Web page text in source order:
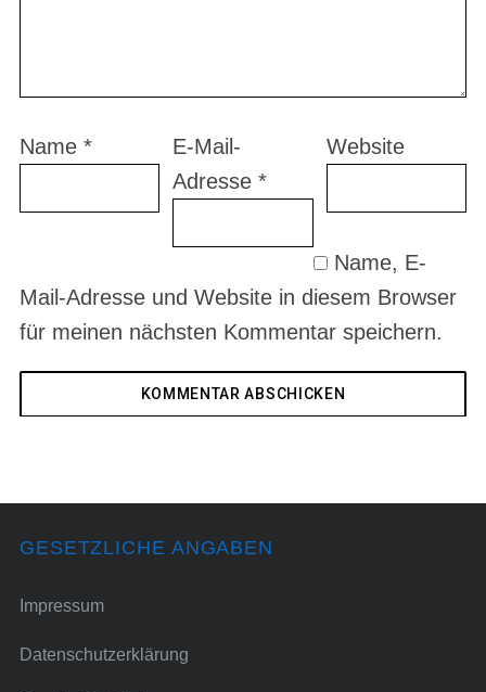
Name *
E-Mail-
Adresse*
Website
Name, E-
Mail-Adresse und Website in diesem Browser
für meinen nächsten Kommentar speichern.
GESETZLICHE ANGABEN
Impressum
Datenschutzerklärung